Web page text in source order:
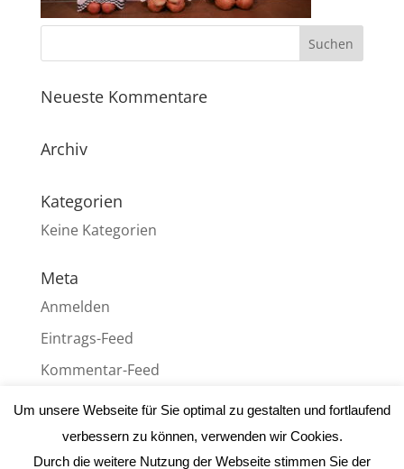
Neueste Kommentare
Archiv
Kategorien
Keine Kategorien
Meta
Anmelden
Eintrags-Feed
Kommentar-Feed
WordPress.org
Um unsere Webseite für Sie optimal zu gestalten und fortlaufend
verbessern zu können, verwenden wir Cookies.
Durch die weitere Nutzung der Webseite stimmen Sie der